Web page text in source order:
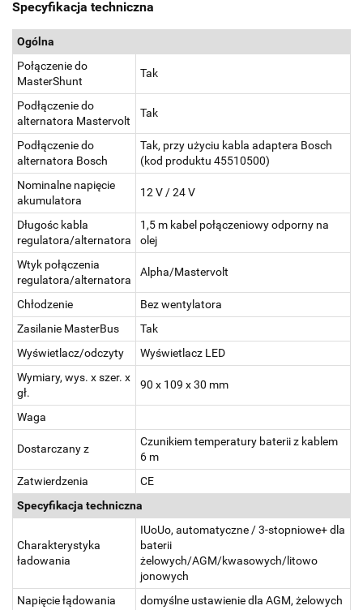
Specyfikacja techniczna
Ogólna
Połączenie do
MasterShunt
Tak
Podłączenie do
alternatora Mastervolt
Tak
Podłączenie do
alternatora Bosch
Tak, przy użyciu kabla adaptera Bosch
(kod produktu 45510500)
Nominalne napięcie
akumulatora
12 V / 24 V
Długośc kabla
regulatora/alternatora
1,5 m kabel połączeniowy odporny na
olej
Wtyk połączenia
regulatora/alternatora
Alpha/Mastervolt
Chłodzenie
Bez wentylatora
Zasilanie MasterBus
Tak
Wyświetlacz/odczyty
Wyświetlacz LED
Wymiary, wys. x szer. x
gł.
90 x 109 x 30 mm
Waga
Dostarczany z
Czunikiem temperatury baterii z kablem
6 m
Zatwierdzenia
CE
Specyfikacja techniczna
Charakterystyka
ładowania
IUoUo, automatyczne / 3-stopniowe+ dla
baterii
żelowych/AGM/kwasowych/litowo
jonowych
Napięcie łądowania
domyślne ustawienie dla AGM, żelowych